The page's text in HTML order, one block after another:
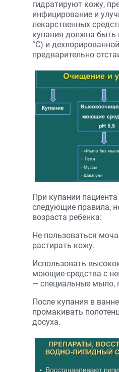
гидратируют кожу,
инфицирование и
лекарственных
купания должна быть
°С) и
предварительно
При купании
следующие правила,
возраста ребенка:
Не пользоваться
растирать кожу.
Использовать
моющие средства с
— специальные мыло,
После купания в
промакивать
досуха.